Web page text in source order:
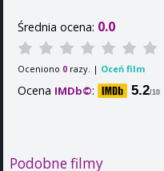
Średnia ocena: 0.0
Oceniono 0 razy. | Oceń film
Ocena IMDb©: 5.2/10
Podobne filmy